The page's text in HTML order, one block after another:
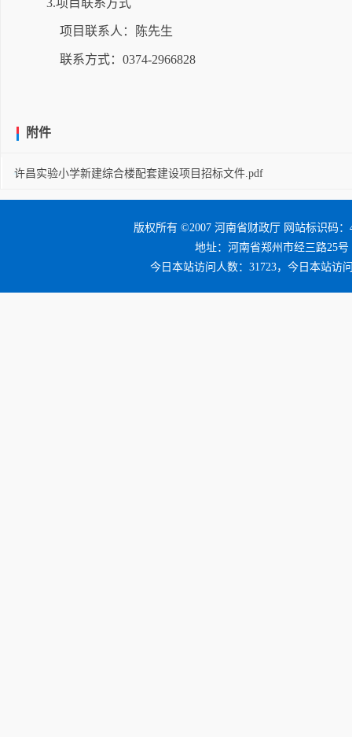
3.项目联系方式
项目联系人：陈先生
联系方式：0374-2966828
附件
许昌实验小学新建综合楼配套建设项目招标文件.pdf
版权所有 ©2007 河南省财政厅 网站标识码：
地址：河南省郑州市经三路25号
今日本站访问人数：31723，今日本站访